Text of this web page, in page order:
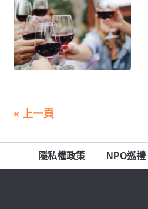
« 上一頁
隱私權政策 NPO巡禮